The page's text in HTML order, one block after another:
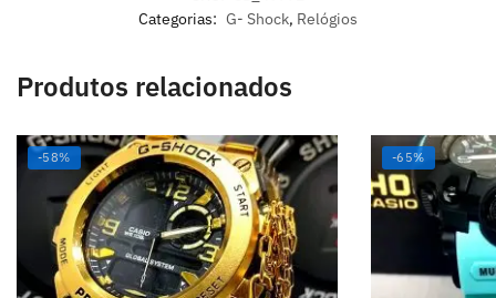
Categorias: G- Shock, Relógios
Produtos relacionados
-58% -65%